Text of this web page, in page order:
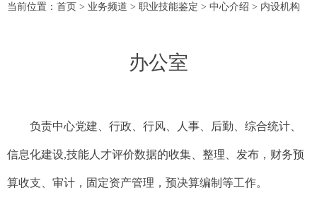
当前位置： 首页 > 业务频道 > 职业技能鉴定 > 中心介绍 > 内设机构
办公室
负责中心党建、行政、行风、人事、后勤、综合统计、
信息化建设,技能人才评价数据的收集、整理、发布，财务预
算收支、审计，固定资产管理，预决算编制等工作。